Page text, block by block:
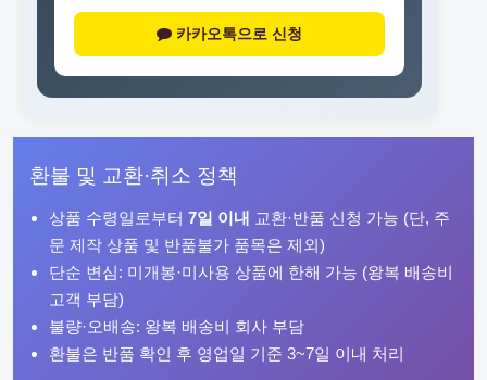
카카오톡으로 신청
환불 및 교환·취소 정책
상품 수령일로부터 7일 이내 교환·반품 신청 가능 (단, 주
문 제작 상품 및 반품불가 품목은 제외)
단순 변심: 미개봉·미사용 상품에 한해 가능 (왕복 배송비
고객 부담)
불량·오배송: 왕복 배송비 회사 부담
환불은 반품 확인 후 영업일 기준 3~7일 이내 처리